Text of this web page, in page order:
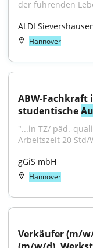
der führenden
ALDI
Hannover
ABW-Fachkraft
studentische
"...in TZ/ päd.-
Arbeitszeit 20 Std/
gGiS mbH
Hannover
Verkäufer (m/